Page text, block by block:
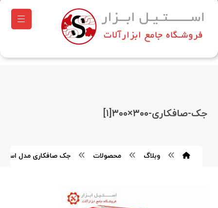
جک-صافکاری-۳۰۰×۳۰۰[۱]
وبلاگ محصولات جک صافکاری مدل استرانگ